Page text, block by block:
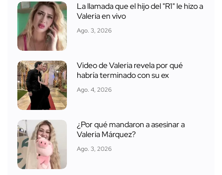
La llamada que el hijo del "R1" le hizo a
Valeria en vivo
Ago. 3, 2026
Video de Valeria revela por qué
habría terminado con su ex
Ago. 4, 2026
¿Por qué mandaron a asesinar a
Valeria Márquez?
Ago. 3, 2026